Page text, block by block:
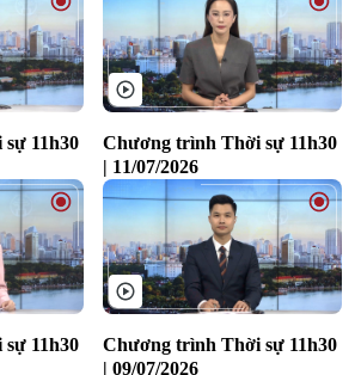
11h30
Chương trình Thời sự 11h30
| 11/07/2026
11h30
Chương trình Thời sự 11h30
| 09/07/2026